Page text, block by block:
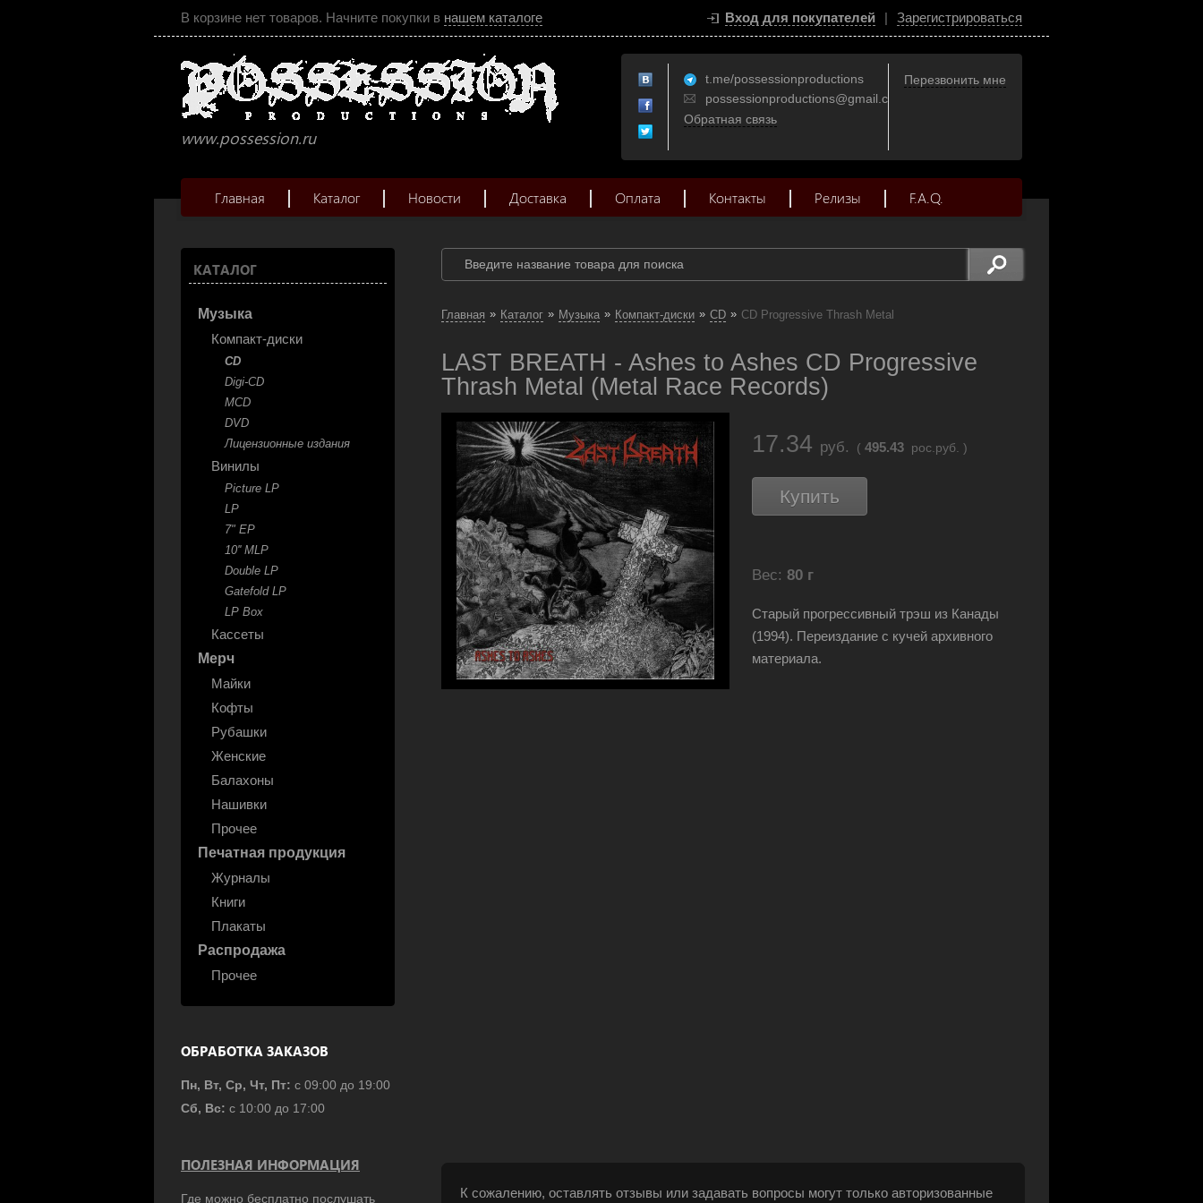
В корзине нет товаров. Начните покупки в нашем каталоге Вход для покупателей | Зарегистрироваться
www.possession.ru
t.me/possessionproductions
possessionproductions@gmail.com
Обратная связь
Перезвонить мне
Главная Каталог Новости Доставка Оплата Контакты Релизы F.A.Q.
КАТАЛОГ
Музыка
Компакт-диски
CD
Digi-CD
MCD
DVD
Лицензионные издания
Винилы
Picture LP
LP
7" EP
10'' MLP
Double LP
Gatefold LP
LP Box
Кассеты
Мерч
Майки
Кофты
Рубашки
Женские
Балахоны
Нашивки
Прочее
Печатная продукция
Журналы
Книги
Плакаты
Распродажа
Прочее
ОБРАБОТКА ЗАКАЗОВ
Пн, Вт, Ср, Чт, Пт: с 09:00 до 19:00
Сб, Вс: с 10:00 до 17:00
ПОЛЕЗНАЯ ИНФОРМАЦИЯ
Где можно бесплатно послушать
Главная » Каталог » Музыка » Компакт-диски » CD » CD Progressive Thrash Metal
LAST BREATH - Ashes to Ashes CD Progressive
Thrash Metal (Metal Race Records)
17.34 руб. ( 495.43 рос.руб. )
Купить
Вес: 80 г
Старый прогрессивный трэш из Канады
(1994). Переиздание с кучей архивного
материала.
К сожалению, оставлять отзывы или задавать вопросы могут только авторизованные